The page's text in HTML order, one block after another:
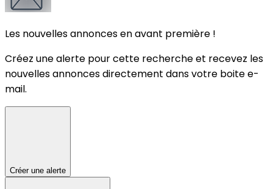
Les nouvelles annonces en avant première !
Créez une alerte pour cette recherche et recevez les
nouvelles annonces directement dans votre boite e-
mail.
Créer une alerte